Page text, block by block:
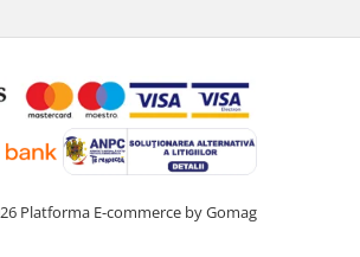
Platforma E-commerce by Gomag